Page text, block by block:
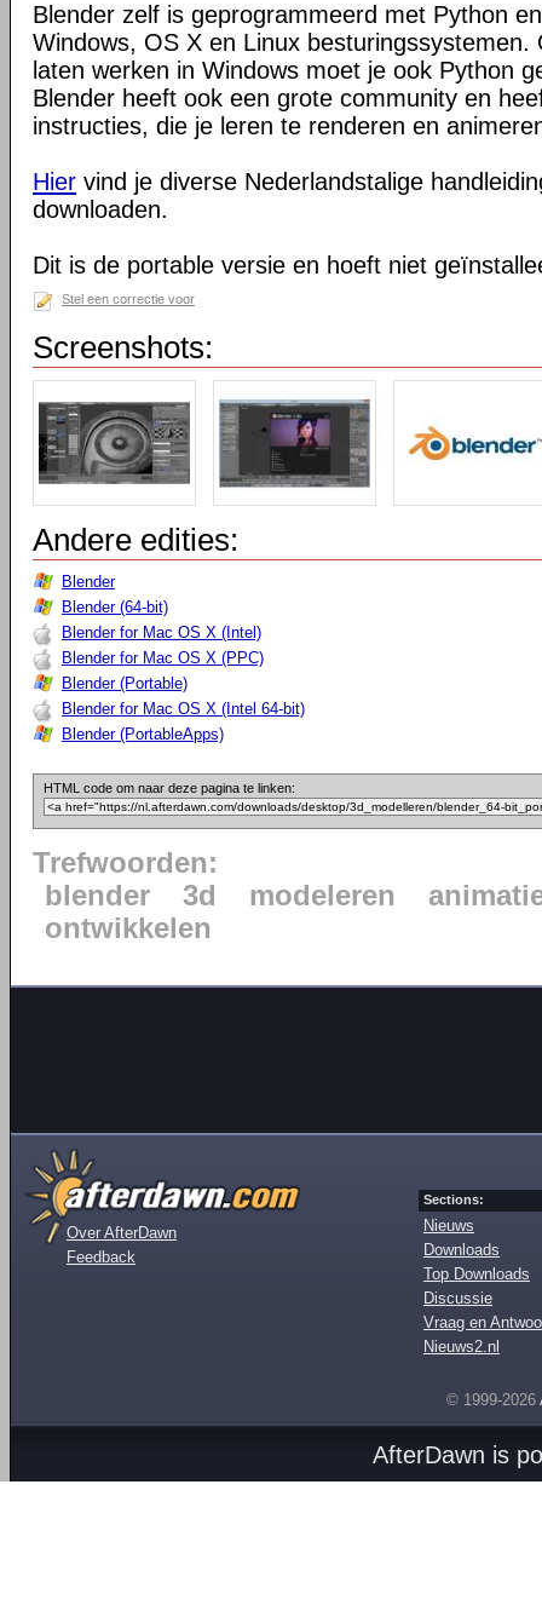
Blender zelf is geprogrammeerd met Python
Windows, OS X en Linux besturingssystemen.
laten werken in Windows moet je ook Python
Blender heeft ook een grote community en
instructies, die je leren te renderen en
Hier vind je diverse Nederlandstalige
downloaden.
Dit is de portable versie en hoeft niet
Stel een correctie voor
Screenshots:
Andere edities:
Blender
Blender (64-bit)
Blender for Mac OS X (Intel)
Blender for Mac OS X (PPC)
Blender (Portable)
Blender for Mac OS X (Intel 64-bit)
Blender (PortableApps)
HTML code om naar deze pagina te linken:
Trefwoorden:
blender
3d modeleren
ontwikkelen
Over AfterDawn
Feedback
Sections:
Nieuws
Downloads
Top Downloads
Discussie
Vraag en
Nieuws2.nl
© 1999-2026
AfterDawn is